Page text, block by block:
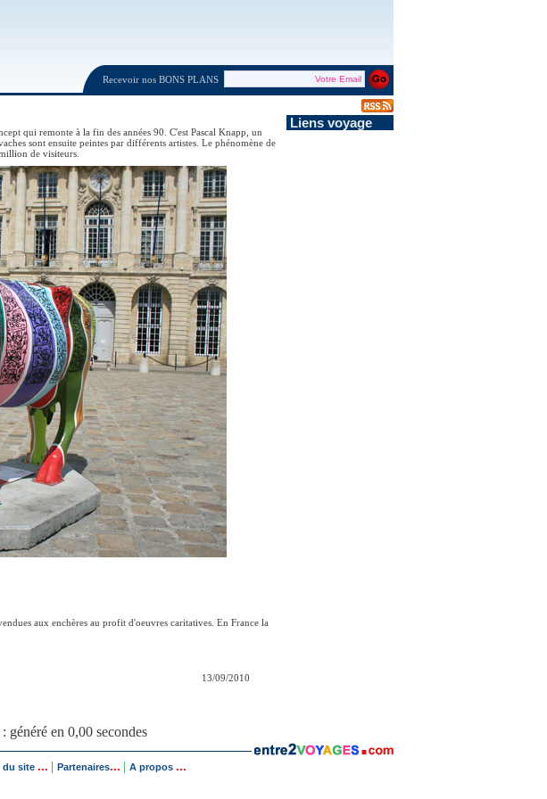
Recevoir nos BONS PLANS
qui remonte à la fin des années 90. C'est Pascal Knapp, un
sont ensuite peintes par différents artistes. Le phénomène de
de visiteurs.
aux enchères au profit d'oeuvres caritatives. En France la
13/09/2010
en 0,00 secondes
Liens voyage
du site ... Partenaires... A propos ...